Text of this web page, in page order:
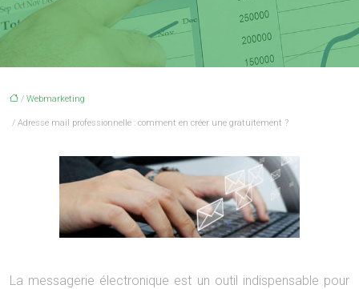
/ Webmarketing
/ Adresse mail professionnelle : comment en créer une gratuitement ?
La messagerie électronique est un outil indispensable pour